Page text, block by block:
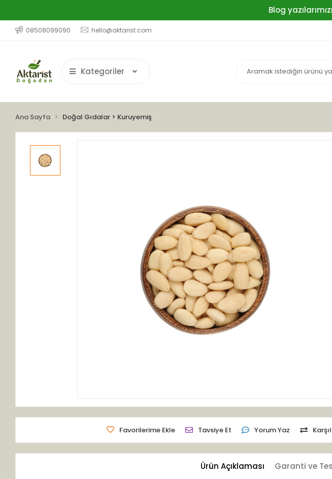
Blog
08508099090 hello@aktarist.com
Kategoriler
Ana Sayfa Doğal Gıdalar > Kuruyemiş
Favorilerime Ekle Tavsiye Et Yorum Yaz
Ürün Açıklaması Garanti ve